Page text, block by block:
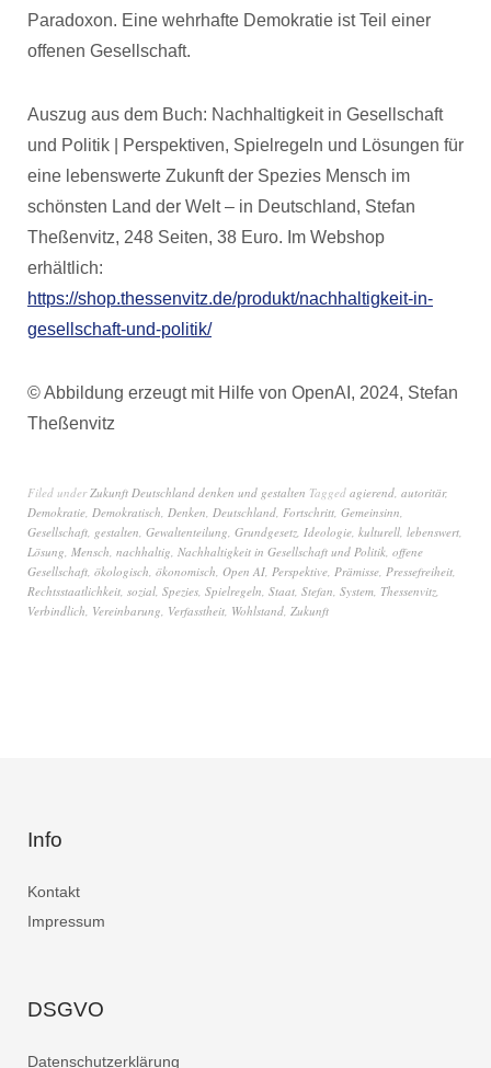
Paradoxon. Eine wehrhafte Demokratie ist Teil einer
offenen Gesellschaft.
Auszug aus dem Buch: Nachhaltigkeit in Gesellschaft
und Politik | Perspektiven, Spielregeln und Lösungen für
eine lebenswerte Zukunft der Spezies Mensch im
schönsten Land der Welt – in Deutschland, Stefan
Theßenvitz, 248 Seiten, 38 Euro. Im Webshop
erhältlich:
https://shop.thessenvitz.de/produkt/nachhaltigkeit-in-
gesellschaft-und-politik/
© Abbildung erzeugt mit Hilfe von OpenAI, 2024, Stefan
Theßenvitz
Filed underZukunft Deutschland denken und gestalten Tagged agierend, autoritär,
Demokratie, Demokratisch, Denken, Deutschland, Fortschritt, Gemeinsinn,
Gesellschaft, gestalten, Gewaltenteilung, Grundgesetz, Ideologie, kulturell, lebenswert,
Lösung, Mensch, nachhaltig, Nachhaltigkeit in Gesellschaft und Politik, offene
Gesellschaft, ökologisch, ökonomisch, Open AI, Perspektive, Prämisse, Pressefreiheit,
Rechtsstaatlichkeit, sozial, Spezies, Spielregeln, Staat, Stefan, System, Thessenvitz,
Verbindlich, Vereinbarung, Verfasstheit, Wohlstand, Zukunft
Info
Kontakt
Impressum
DSGVO
Datenschutzerklärung